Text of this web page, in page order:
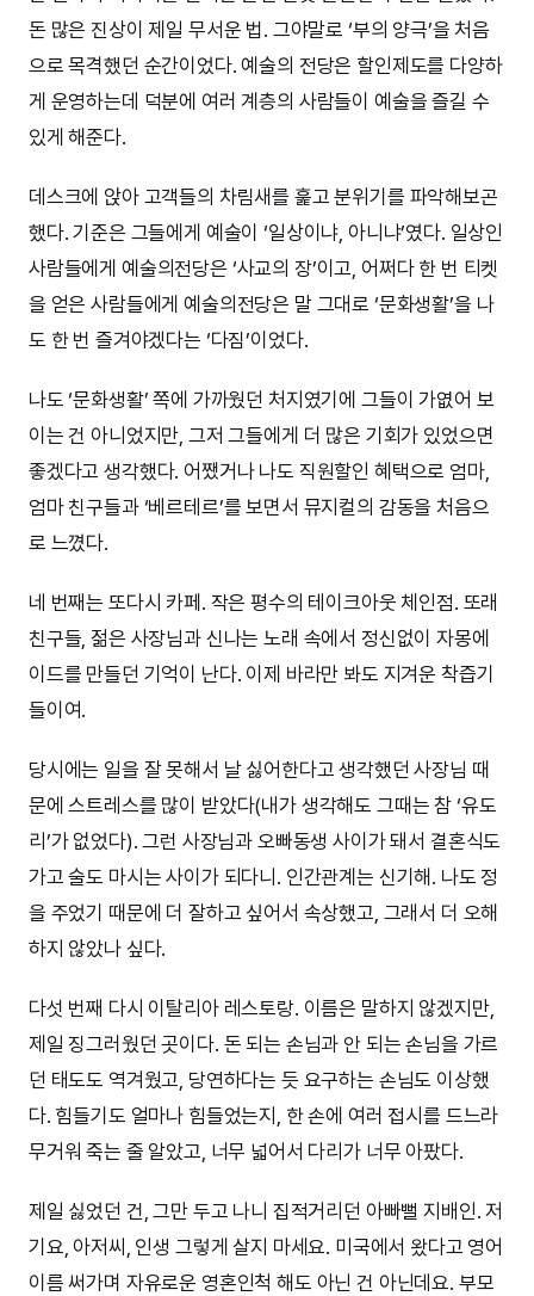
돈 많은 진상이 제일 무서운 법. 그야말로 ‘부의 양극’을 처음
으로 목격했던 순간이었다. 예술의 전당은 할인제도를 다양하
게 운영하는데 덕분에 여러 계층의 사람들이 예술을 즐길 수
있게 해준다.
데스크에 앉아 고객들의 차림새를 훑고 분위기를 파악해보곤
했다. 기준은 그들에게 예술이 ‘일상이냐, 아니냐’였다. 일상인
사람들에게 예술의전당은 ‘사교의 장’이고, 어쩌다 한 번 티켓
을 얻은 사람들에게 예술의전당은 말 그대로 ‘문화생활’을 나
도 한 번 즐겨야겠다는 ‘다짐’이었다.
나도 ‘문화생활’ 쪽에 가까웠던 처지였기에 그들이 가엾어 보
이는 건 아니었지만, 그저 그들에게 더 많은 기회가 있었으면
좋겠다고 생각했다. 어쨌거나 나도 직원할인 혜택으로 엄마,
엄마 친구들과 ‘베르테르’를 보면서 뮤지컬의 감동을 처음으
로 느꼈다.
네 번째는 또다시 카페. 작은 평수의 테이크아웃 체인점. 또래
친구들, 젊은 사장님과 신나는 노래 속에서 정신없이 자몽에
이드를 만들던 기억이 난다. 이제 바라만 봐도 지겨운 착즙기
들이여.
당시에는 일을 잘 못해서 날 싫어한다고 생각했던 사장님 때
문에 스트레스를 많이 받았다(내가 생각해도 그때는 참 ‘유도
리’가 없었다). 그런 사장님과 오빠동생 사이가 돼서 결혼식도
가고 술도 마시는 사이가 되다니. 인간관계는 신기해. 나도 정
을 주었기 때문에 더 잘하고 싶어서 속상했고, 그래서 더 오해
하지 않았나 싶다.
다섯 번째 다시 이탈리아 레스토랑. 이름은 말하지 않겠지만,
제일 징그러웠던 곳이다. 돈 되는 손님과 안 되는 손님을 가르
던 태도도 역겨웠고, 당연하다는 듯 요구하는 손님도 이상했
다. 힘들기도 얼마나 힘들었는지, 한 손에 여러 접시를 드느라
무거워 죽는 줄 알았고, 너무 넓어서 다리가 너무 아팠다.
제일 싫었던 건, 그만 두고 나니 집적거리던 아빠뻘 지배인. 저
기요, 아저씨, 인생 그렇게 살지 마세요. 미국에서 왔다고 영어
이름 써가며 자유로운 영혼인척 해도 아닌 건 아닌데요. 부모